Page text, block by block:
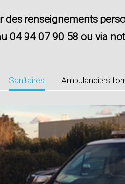
des renseignements
04 94 07 90 58 ou via
Sanitaires Ambulanciers